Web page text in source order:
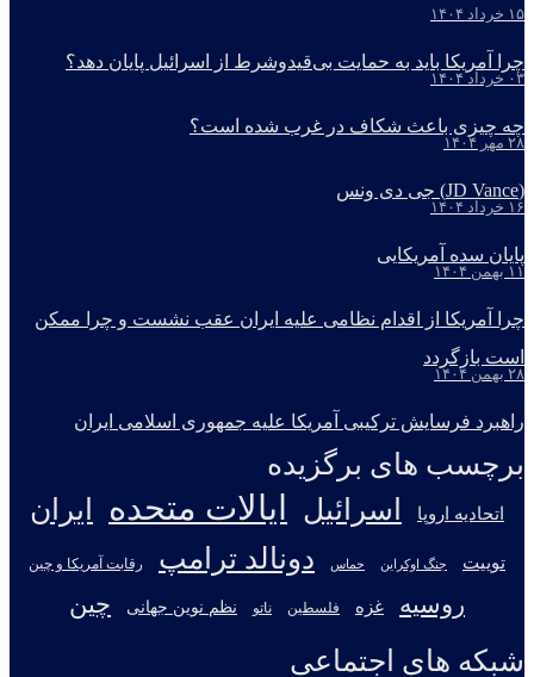
۱۵ خرداد ۱۴۰۴
چرا آمریکا باید به حمایت بی‌قیدوشرط از اسرائیل پایان دهد؟
۰۳ خرداد ۱۴۰۴
چه چیزی باعث شکاف در غرب شده است؟
۲۸ مهر ۱۴۰۴
(JD Vance) جی دی ونس
۱۶ خرداد ۱۴۰۴
پایان سده آمریکایی
۱۱ بهمن ۱۴۰۴
چرا آمریکا از اقدام نظامی علیه ایران عقب نشست و چرا ممکن
است بازگردد
۲۸ بهمن ۱۴۰۴
راهبرد فرسایش ترکیبی آمریکا علیه جمهوری اسلامی ایران
برچسب های برگزیده
اتحادیه اروپا اسرائیل ایالات متحده ایران
توییت جنگ اوکراین حماس دونالد ترامپ رقابت آمریکا و چین
روسیه غزه فلسطین ناتو نظم نوین جهانی چین
شبکه های اجتماعی